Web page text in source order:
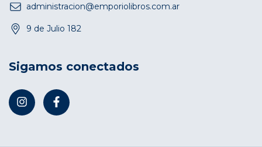
administracion@emporiolibros.com.ar
9 de Julio 182
Sigamos conectados